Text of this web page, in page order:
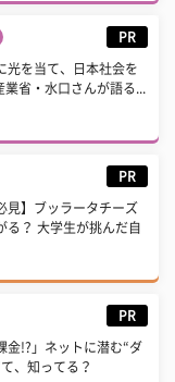
PR
光を当て、日本社会を
省・水口さんが語る...
PR
見】ブッラータチーズ
る？ 大学生が挑んだ自
PR
金!?」ネットに潜む“ダ
、知ってる？